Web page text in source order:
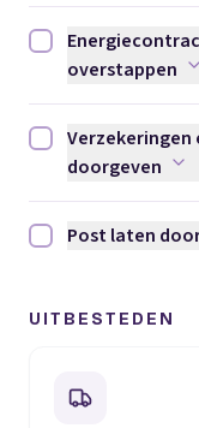
Energiecontract
overstappen
Verzekeringen en
doorgeven
Post laten
Post laten
UITBESTEDEN